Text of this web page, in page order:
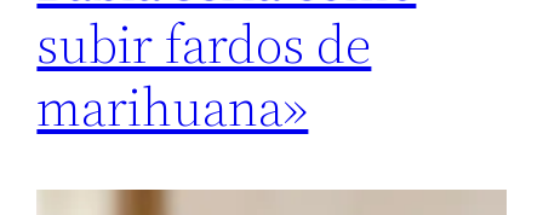
subir fardos de
marihuana»